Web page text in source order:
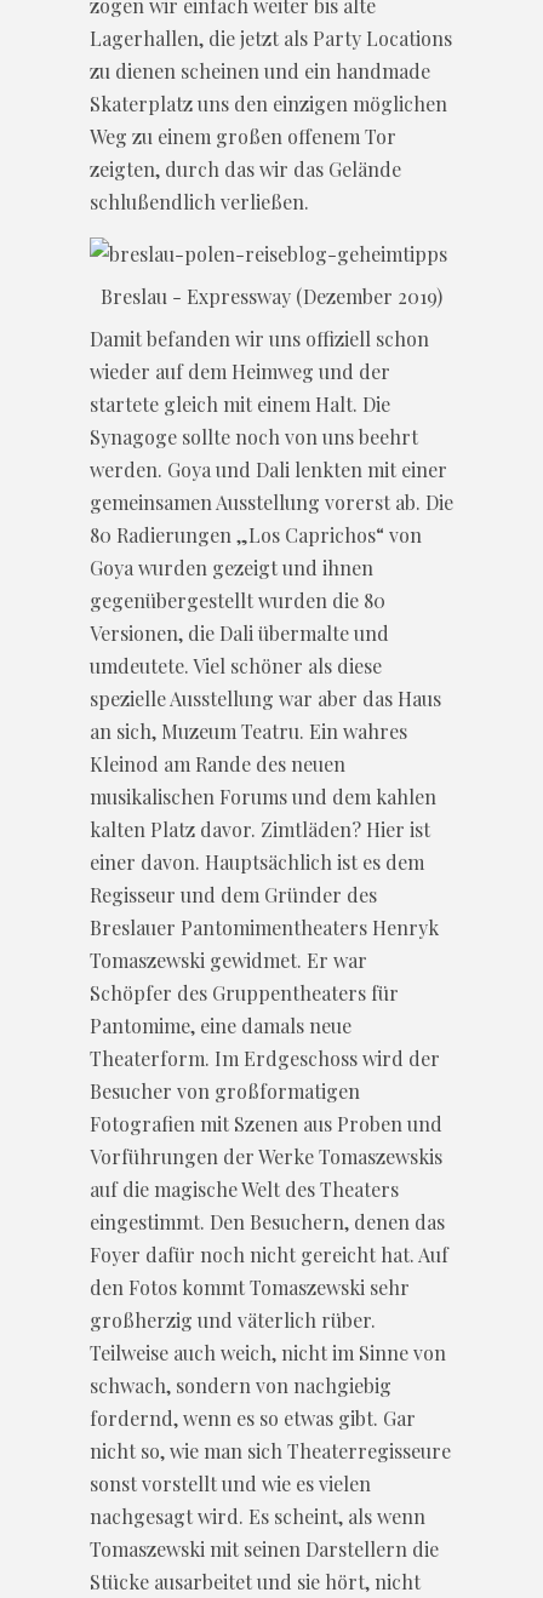
zogen wir einfach weiter bis alte
Lagerhallen, die jetzt als Party Locations
zu dienen scheinen und ein handmade
Skaterplatz uns den einzigen möglichen
Weg zu einem großen offenem Tor
zeigten, durch das wir das Gelände
schlußendlich verließen.
Breslau - Expressway (Dezember 2019)
Damit befanden wir uns offiziell schon
wieder auf dem Heimweg und der
startete gleich mit einem Halt. Die
Synagoge sollte noch von uns beehrt
werden. Goya und Dali lenkten mit einer
gemeinsamen Ausstellung vorerst ab. Die
80 Radierungen „Los Caprichos“ von
Goya wurden gezeigt und ihnen
gegenübergestellt wurden die 80
Versionen, die Dali übermalte und
umdeutete. Viel schöner als diese
spezielle Ausstellung war aber das Haus
an sich, Muzeum Teatru. Ein wahres
Kleinod am Rande des neuen
musikalischen Forums und dem kahlen
kalten Platz davor. Zimtläden? Hier ist
einer davon. Hauptsächlich ist es dem
Regisseur und dem Gründer des
Breslauer Pantomimentheaters Henryk
Tomaszewski gewidmet. Er war
Schöpfer des Gruppentheaters für
Pantomime, eine damals neue
Theaterform. Im Erdgeschoss wird der
Besucher von großformatigen
Fotografien mit Szenen aus Proben und
Vorführungen der Werke Tomaszewskis
auf die magische Welt des Theaters
eingestimmt. Den Besuchern, denen das
Foyer dafür noch nicht gereicht hat. Auf
den Fotos kommt Tomaszewski sehr
großherzig und väterlich rüber.
Teilweise auch weich, nicht im Sinne von
schwach, sondern von nachgiebig
fordernd, wenn es so etwas gibt. Gar
nicht so, wie man sich Theaterregisseure
sonst vorstellt und wie es vielen
nachgesagt wird. Es scheint, als wenn
Tomaszewski mit seinen Darstellern die
Stücke ausarbeitet und sie hört, nicht